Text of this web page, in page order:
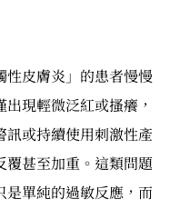
性皮膚炎」的患者慢慢
現輕微泛紅或搔癢，
訊或持續使用刺激性產
覆甚至加重。這類問題
是單純的過敏反應，而